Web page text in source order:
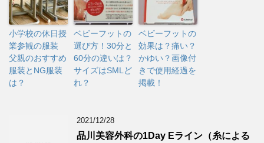
小学校の休日授
業参観の服装
父親のおすすめ
服装とNG服装
は？
ベビーフットの
選び方！30分と
60分の違いは？
サイズはSMLど
れ？
ベビーフットの
効果は？痛い？
かゆい？画像付
きで使用経過を
掲載！
2021/12/28
品川美容外科の1Day Eライン（糸による